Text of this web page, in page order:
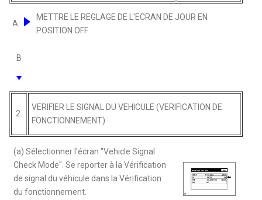
A
METTRE LE REGLAGE DE L'ECRAN DE JOUR EN
POSITION OFF
B
2.
VERIFIER LE SIGNAL DU VEHICULE (VERIFICATION DE
FONCTIONNEMENT)
(a) Sélectionner l'écran "Vehicle Signal
Check Mode". Se reporter à la Vérification
de signal du véhicule dans la Vérification
du fonctionnement.